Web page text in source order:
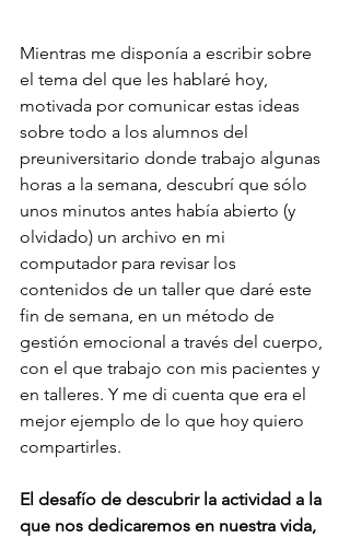
Mientras me disponía a escribir sobre
el tema del que les hablaré hoy,
motivada por comunicar estas ideas
sobre todo a los alumnos del
preuniversitario donde trabajo algunas
horas a la semana, descubrí que sólo
unos minutos antes había abierto (y
olvidado) un archivo en mi
computador para revisar los
contenidos de un taller que daré este
fin de semana, en un método de
gestión emocional a través del cuerpo,
con el que trabajo con mis pacientes y
en talleres. Y me di cuenta que era el
mejor ejemplo de lo que hoy quiero
compartirles.
El desafío de descubrir la actividad a la
que nos dedicaremos en nuestra vida,